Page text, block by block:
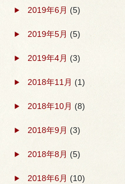
2019年6月 (5)
2019年5月 (5)
2019年4月 (3)
2018年11月 (1)
2018年10月 (8)
2018年9月 (3)
2018年8月 (5)
2018年6月 (10)